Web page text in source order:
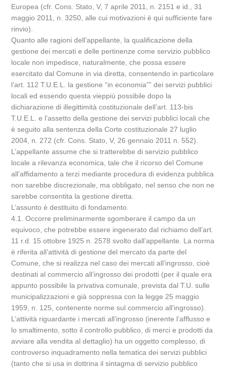
Europea (cfr. Cons. Stato, V, 7 aprile 2011, n. 2151 e id., 31
maggio 2011, n. 3250, alle cui motivazioni è qui sufficiente fare
rinvio).
Quanto alle ragioni dell’appellante, la qualificazione della
gestione dei mercati e delle pertinenze come servizio pubblico
locale non impedisce, naturalmente, che possa essere
esercitato dal Comune in via diretta, consentendo in particolare
l’art. 112 T.U.E.L. la gestione “in economia”” dei servizi pubblici
locali ed essendo questa vieppiù possibile dopo la
dichiarazione di illegittimità costituzionale dell’art. 113-bis
T.U.E.L. e l’assetto della gestione dei servizi pubblici locali che
è seguito alla sentenza della Corte costituzionale 27 luglio
2004, n. 272 (cfr. Cons. Stato, V, 26 gennaio 2011 n. 552).
L’appellante assume che si tratterebbe di servizio pubblico
locale a rilevanza economica, tale che il ricorso del Comune
all’affidamento a terzi mediante procedura di evidenza pubblica
non sarebbe discrezionale, ma obbligato, nel senso che non ne
sarebbe consentita la gestione diretta.
L’assunto è destituito di fondamento.
4.1. Occorre preliminarmente sgomberare il campo da un
equivoco, che potrebbe essere ingenerato dal richiamo dell’art.
11 r.d. 15 ottobre 1925 n. 2578 svolto dall’appellante. La norma
è riferita all’attività di gestione del mercato da parte del
Comune, che si realizza nel caso dei mercati all’ingrosso, cioè
destinati al commercio all’ingrosso dei prodotti (per il quale era
appunto possibile la privativa comunale, prevista dal T.U. sulle
municipalizzazioni e già soppressa con la legge 25 maggio
1959, n. 125, contenente norme sul commercio all’ingrosso).
L’attività riguardante i mercati all’ingrosso (inerente l’afflusso e
lo smaltimento, sotto il controllo pubblico, di merci e prodotti da
avviare alla vendita al dettaglio) ha un oggetto complesso, di
controverso inquadramento nella tematica dei servizi pubblici
(tanto che si usa in dottrina il sintagma di servizio pubblico